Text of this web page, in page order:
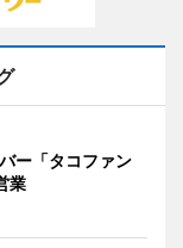
ー「タコファン
業